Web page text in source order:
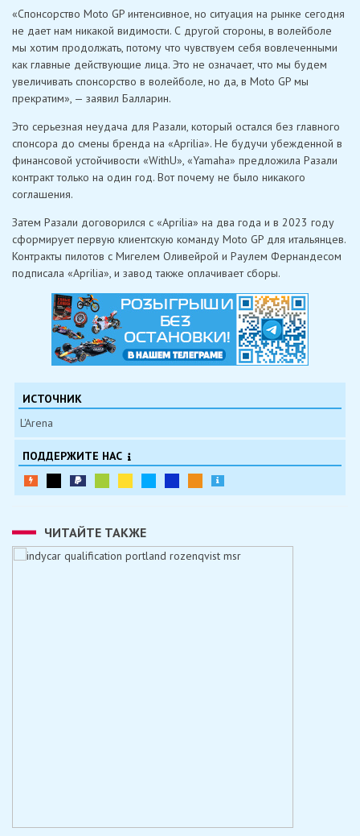
«Спонсорство Moto GP интенсивное, но ситуация на рынке сегодня
не дает нам никакой видимости. С другой стороны, в волейболе
мы хотим продолжать, потому что чувствуем себя вовлеченными
как главные действующие лица. Это не означает, что мы будем
увеличивать спонсорство в волейболе, но да, в Moto GP мы
прекратим», — заявил Балларин.
Это серьезная неудача для Разали, который остался без главного
спонсора до смены бренда на «Aprilia». Не будучи убежденной в
финансовой устойчивости «WithU», «Yamaha» предложила Разали
контракт только на один год. Вот почему не было никакого
соглашения.
Затем Разали договорился с «Aprilia» на два года и в 2023 году
сформирует первую клиентскую команду Moto GP для итальянцев.
Контракты пилотов с Мигелем Оливейрой и Раулем Фернандесом
подписала «Aprilia», и завод также оплачивает сборы.
ИСТОЧНИК
L'Arena
ПОДДЕРЖИТЕ НАС
ЧИТАЙТЕ ТАКЖЕ